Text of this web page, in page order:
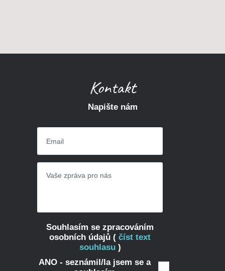
Kontakt
Napište nám
Souhlasím se zpracováním
osobních údajů ( číst text
souhlasu )
ANO - seznámil/la jsem se a